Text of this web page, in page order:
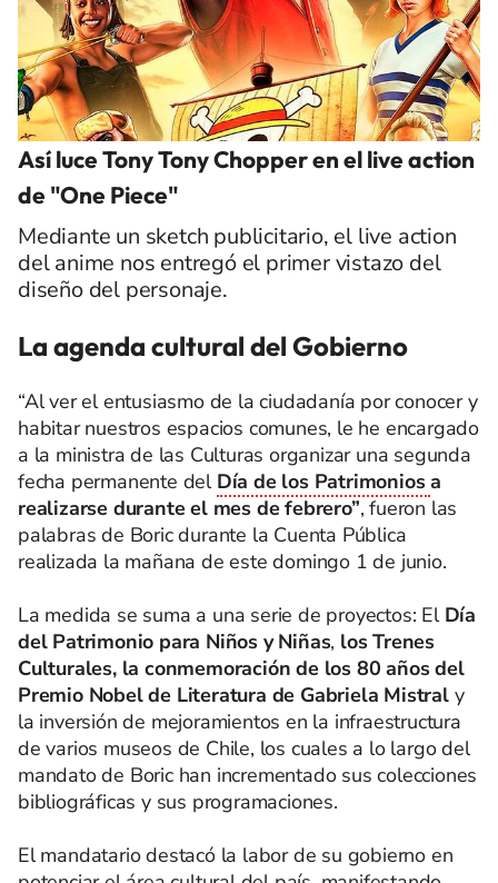
Así luce Tony Tony Chopper en el live action
de "One Piece"
Mediante un sketch publicitario, el live action
del anime nos entregó el primer vistazo del
diseño del personaje.
La agenda cultural del Gobierno
“Al ver el entusiasmo de la ciudadanía por conocer y
habitar nuestros espacios comunes, le he encargado
a la ministra de las Culturas organizar una segunda
fecha permanente del Día de los Patrimoniosa
realizarse durante el mes de febrero”, fueron las
palabras de Boric durante la Cuenta Pública
realizada la mañana de este domingo 1 de junio.
La medida se suma a una serie de proyectos: El Día
del Patrimonio para Niños y Niñas, los Trenes
Culturales, la conmemoración de los 80 años del
Premio Nobel de Literatura de Gabriela Mistraly
la inversión de mejoramientos en la infraestructura
de varios museos de Chile, los cuales a lo largo del
mandato de Boric han incrementado sus colecciones
bibliográficas y sus programaciones.
El mandatario destacó la labor de su gobierno en